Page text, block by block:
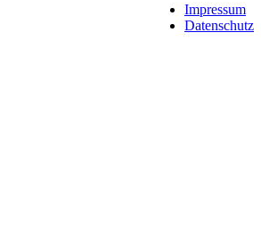
Impressum
Datenschutz